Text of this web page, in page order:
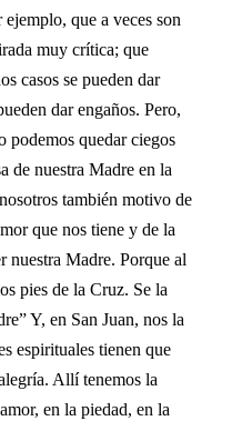
que a veces son
muy crítica; que
casos se pueden dar
dar engaños. Pero,
podemos quedar ciegos
de nuestra Madre en la
también motivo de
que nos tiene y de la
nuestra Madre. Porque al
pies de la Cruz. Se la
Y, en San Juan, nos la
espirituales tienen que
Allí tenemos la
en la piedad, en la